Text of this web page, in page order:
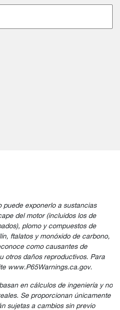
puede exponerlo a sustancias
del motor (incluidos los de
plomo y compuestos de
ftalatos y monóxido de carbono,
como causantes de
otros daños reproductivos. Para
www.P65Warnings.ca.gov.
en cálculos de ingeniería y no
Se proporcionan únicamente
sujetas a cambios sin previo